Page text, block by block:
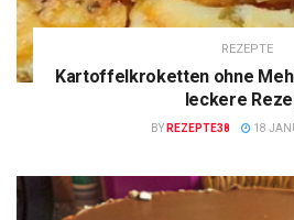
REZEPTE
Kartoffelkroketten ohne
leckere
BY REZEPTE38 18